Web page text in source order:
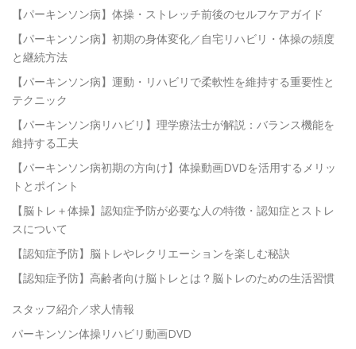
【パーキンソン病】体操・ストレッチ前後のセルフケアガイド
【パーキンソン病】初期の身体変化／自宅リハビリ・体操の頻度
と継続方法
【パーキンソン病】運動・リハビリで柔軟性を維持する重要性と
テクニック
【パーキンソン病リハビリ】理学療法士が解説：バランス機能を
維持する工夫
【パーキンソン病初期の方向け】体操動画DVDを活用するメリッ
トとポイント
【脳トレ＋体操】認知症予防が必要な人の特徴・認知症とストレ
スについて
【認知症予防】脳トレやレクリエーションを楽しむ秘訣
【認知症予防】高齢者向け脳トレとは？脳トレのための生活習慣
スタッフ紹介／求人情報
パーキンソン体操リハビリ動画DVD